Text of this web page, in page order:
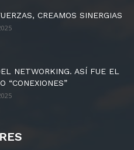
CREAMOS SINERGIAS
NETWORKING. ASÍ FUE EL
“CONEXIONES”